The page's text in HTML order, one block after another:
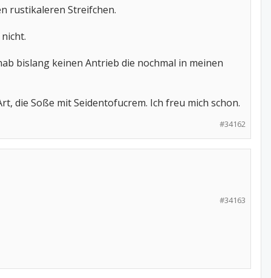
rustikaleren Streifchen.
bislang keinen Antrieb die nochmal in meinen
die Soße mit Seidentofucrem. Ich freu mich schon.
#34162
#34163